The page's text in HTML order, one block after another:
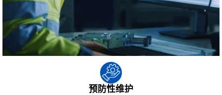
预防性维护